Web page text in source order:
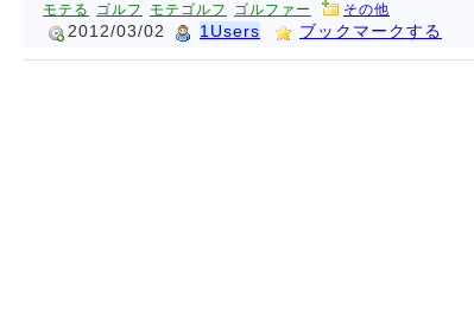
モテる ゴルフ モテゴルフ ゴルファー その他
2012/03/02 1Users ブックマークする